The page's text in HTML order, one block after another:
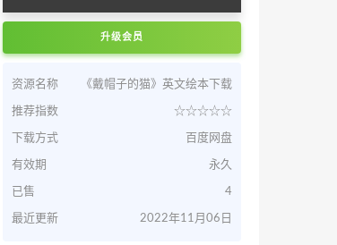
升级会员
资源名称 《戴帽子的猫》英文绘本下载
推荐指数 ☆☆☆☆☆
下载方式 百度网盘
有效期 永久
已售 4
最近更新 2022年11月06日